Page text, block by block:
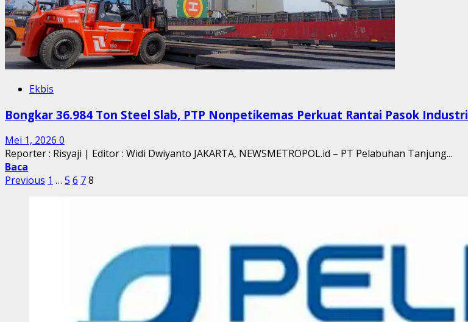
Ekbis
Bongkar 36.984 Ton Steel Slab, PTP Nonpetikemas Perkuat Rantai Pasok Industri
Mei 1, 2026 0
Reporter : Risyaji | Editor : Widi Dwiyanto JAKARTA, NEWSMETROPOL.id – PT Pelabuhan Tanjung...
Baca
Paginasi
Previous 1 … 5 6 78